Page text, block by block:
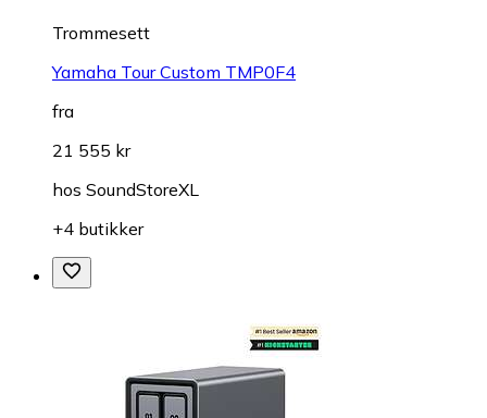
Trommesett
Yamaha Tour Custom TMP0F4
fra
21 555 kr
hos SoundStoreXL
+4 butikker